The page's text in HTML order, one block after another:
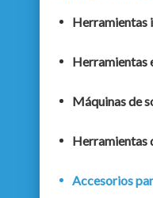
Herramientas
Máquinas de
Herramientas